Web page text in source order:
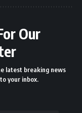
Our
latest breaking news
your inbox.